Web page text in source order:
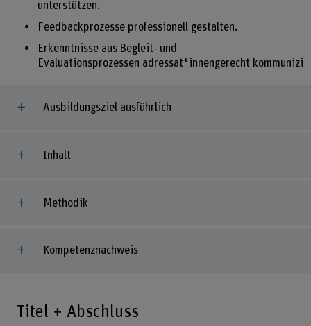
unterstützen.
Feedbackprozesse professionell gestalten.
Erkenntnisse aus Begleit‑ und
Evaluationsprozessen adressat*innengerecht
Ausbildungsziel ausführlich
Inhalt
Methodik
Kompetenznachweis
Titel + Abschluss